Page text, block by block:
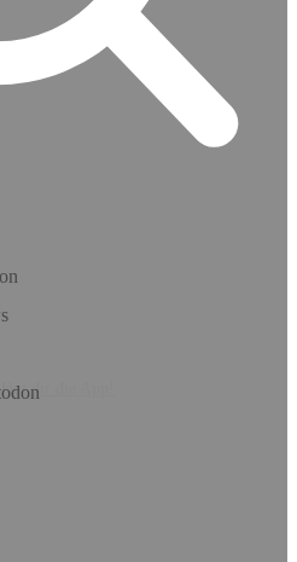
Hol dir die App!